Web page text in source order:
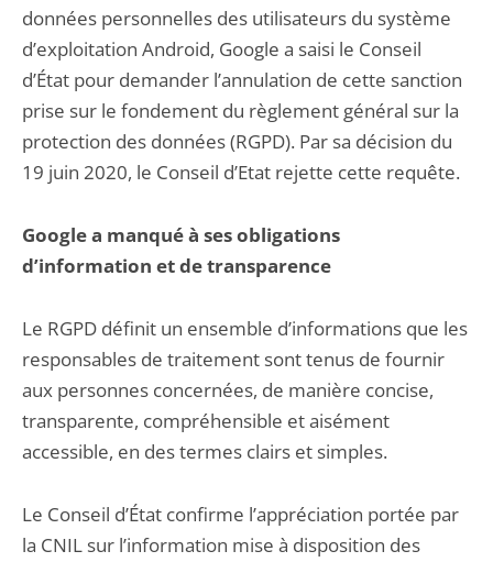
données personnelles des utilisateurs du système
d’exploitation Android, Google a saisi le Conseil
d’État pour demander l’annulation de cette sanction
prise sur le fondement du règlement général sur la
protection des données (RGPD). Par sa décision du
19 juin 2020, le Conseil d’Etat rejette cette requête.
Google a manqué à ses obligations
d’information et de transparence
Le RGPD définit un ensemble d’informations que les
responsables de traitement sont tenus de fournir
aux personnes concernées, de manière concise,
transparente, compréhensible et aisément
accessible, en des termes clairs et simples.
Le Conseil d’État confirme l’appréciation portée par
la CNIL sur l’information mise à disposition des